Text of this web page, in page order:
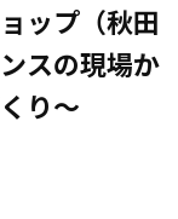
ップ（秋田
スの現場か
り～